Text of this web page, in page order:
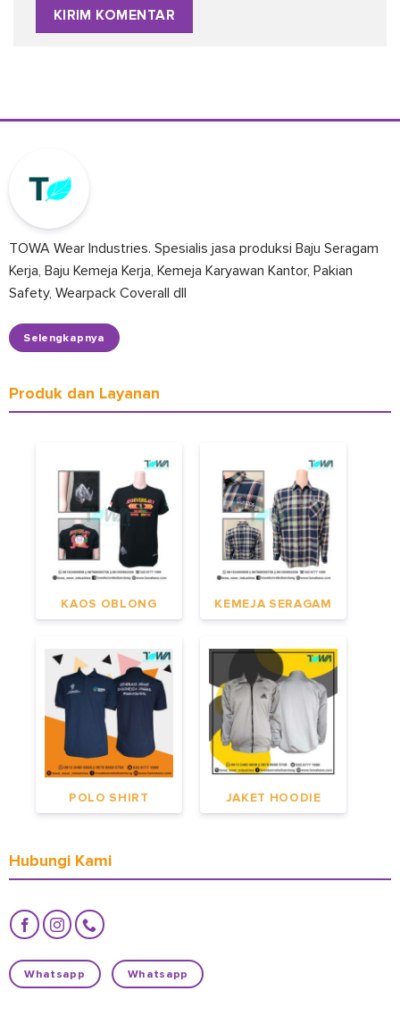
TOWA Wear Industries. Spesialis jasa produksi Baju Seragam
Kerja, Baju Kemeja Kerja, Kemeja Karyawan Kantor, Pakian
Safety, Wearpack Coverall dll
Selengkapnya
Produk dan Layanan
KAOS OBLONG KEMEJA SERAGAM
POLO SHIRT JAKET HOODIE
Hubungi Kami
Whatsapp Whatsapp